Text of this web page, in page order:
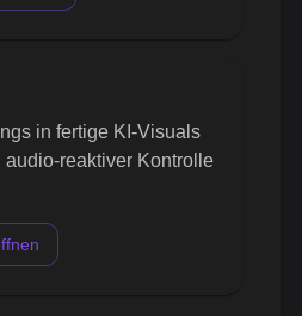
in fertige KI-Visuals
audio-reaktiver Kontrolle